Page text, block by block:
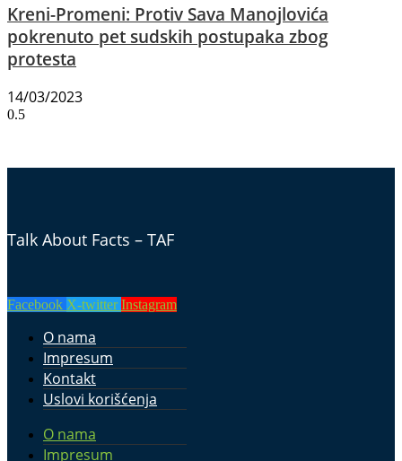
Kreni-Promeni: Protiv Sava Manojlovića
pokrenuto pet sudskih postupaka zbog
protesta
14/03/2023
Talk About Facts – TAF
Facebook X-twitter Instagram
O nama
Impresum
Kontakt
Uslovi korišćenja
O nama
Impresum